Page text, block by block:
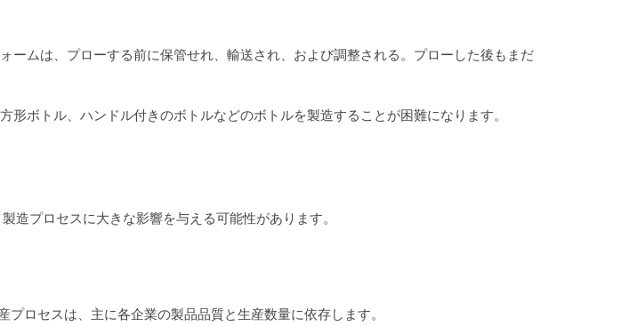
ームは、プローする前に保管せれ、輸送され、および調整される。プローした後もまだ
ボトル、ハンドル付きのボトルなどのボトルを製造することが困難になります。
造プロセスに大きな影響を与える可能性があります。
ロセスは、主に各企業の製品品質と生産数量に依存します。